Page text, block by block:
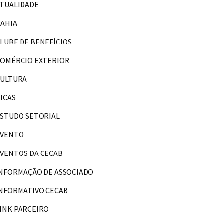
DE BENEFÍCIOS
EXTERIOR
SETORIAL
DA CECAB
DE ASSOCIADO
CECAB
PARCEIRO